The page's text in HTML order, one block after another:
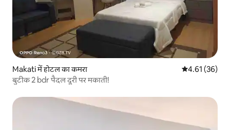
Makati में होटल का कमरा औसत रेटिंग 5 में
4.61 (36)
बुटीक 2 bdr पैदल दूरी पर मकाती!